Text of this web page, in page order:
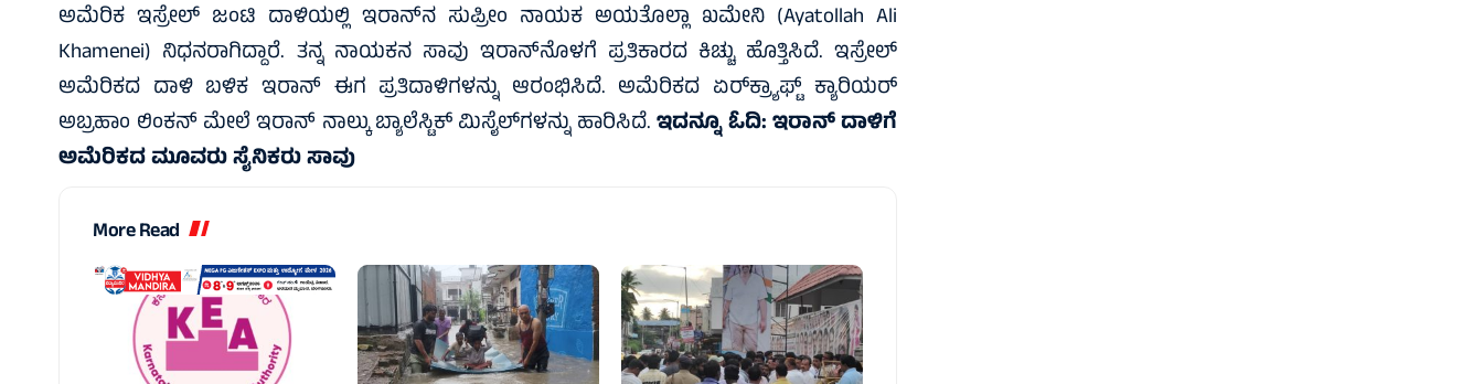
ಅಮೆರಿಕ ಇಸ್ರೇಲ್ ಜಂಟಿ ದಾಳಿಯಲ್ಲಿ ಇರಾನ್‌ನ ಸುಪ್ರೀಂ ನಾಯಕ ಅಯತೊಲ್ಲಾ ಖಮೇನಿ (Ayatollah Ali
Khamenei) ನಿಧನರಾಗಿದ್ದಾರೆ. ತನ್ನ ನಾಯಕನ ಸಾವು ಇರಾನ್‌ನೊಳಗೆ ಪ್ರತಿಕಾರದ ಕಿಚ್ಚು ಹೊತ್ತಿಸಿದೆ. ಇಸ್ರೇಲ್
ಅಮೆರಿಕದ ದಾಳಿ ಬಳಿಕ ಇರಾನ್ ಈಗ ಪ್ರತಿದಾಳಿಗಳನ್ನು ಆರಂಭಿಸಿದೆ. ಅಮೆರಿಕದ ಏರ್‌ಕ್ರ‍್ಯಾಫ್ಟ್ ಕ್ಯಾರಿಯರ್
ಅಬ್ರಹಾಂ ಲಿಂಕನ್ ಮೇಲೆ ಇರಾನ್ ನಾಲ್ಕು ಬ್ಯಾಲೆಸ್ಟಿಕ್ ಮಿಸೈಲ್‌ಗಳನ್ನು ಹಾರಿಸಿದೆ.ಇದನ್ನೂ ಓದಿ:ಇರಾನ್‌ ದಾಳಿಗೆ
ಅಮೆರಿಕದ ಮೂವರು ಸೈನಿಕರು ಸಾವು
More Read